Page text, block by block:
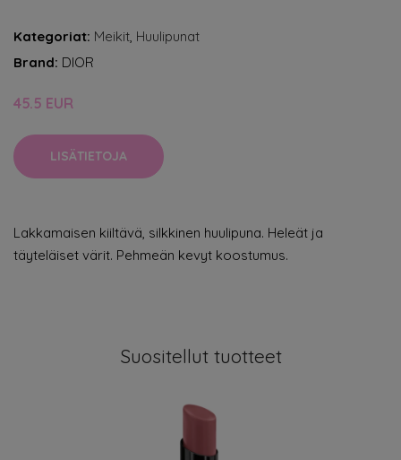
Kategoriat: Meikit, Huulipunat
Brand: DIOR
45.5 EUR
LISÄTIETOJA
Lakkamaisen kiiltävä, silkkinen huulipuna. Heleät ja
täyteläiset värit. Pehmeän kevyt koostumus.
Suositellut tuotteet